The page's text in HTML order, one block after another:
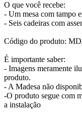
O que você recebe:
- Um mesa com tampo
- Seis cadeiras com
Código do produto:
É importante saber:
- Imagens meramente
produto.
- A Madesa não
-O produto segue com
a instalação